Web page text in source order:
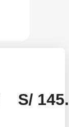
S/